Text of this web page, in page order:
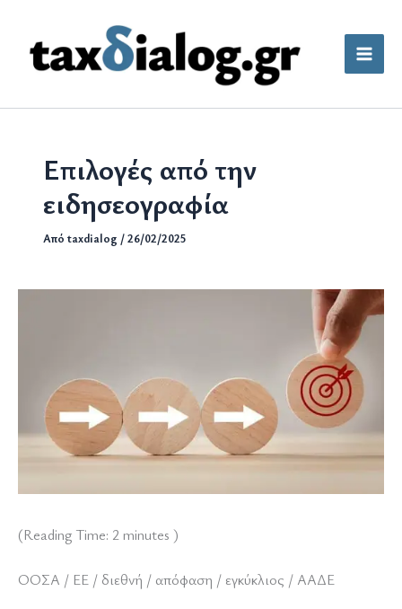
περιεχόμενο
Επιλογές από την
ειδησεογραφία
Από taxdialog /26/02/2025
(Reading Time: 2 minutes )
ΟΟΣΑ / ΕΕ / διεθνή / απόφαση / εγκύκλιος / ΑΑΔΕ